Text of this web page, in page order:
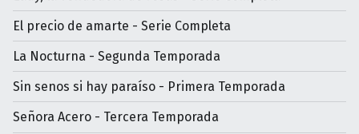
El precio de amarte - Serie Completa
La Nocturna - Segunda Temporada
Sin senos si hay paraíso - Primera Temporada
Señora Acero - Tercera Temporada